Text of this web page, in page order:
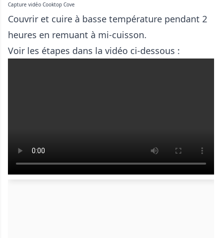
Capture vidéo Cooktop Cove
Couvrir et cuire à basse température pendant 2
heures en remuant à mi-cuisson.
Voir les étapes dans la vidéo ci-dessous :